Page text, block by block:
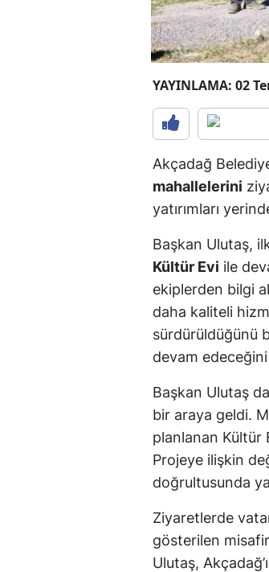
YAYINLAMA: 02
Akçadağ
mahallelerini
yatırımları
Başkan Ulutaş,
Kültür Evi ile
ekiplerden bilgi
daha kaliteli
sürdürüldüğünü
devam
Başkan Ulutaş
bir araya geldi.
planlanan Kültür
Projeye ilişkin
doğrultusunda
Ziyaretlerde
gösterilen
Ulutaş,